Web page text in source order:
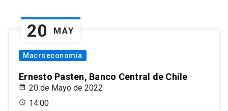
20 MAY
Macroeconomía
Ernesto Pasten, Banco Central de Chile
20 de Mayo de 2022
14:00